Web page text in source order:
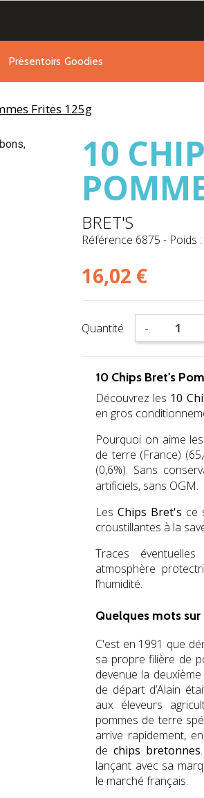
Présentoirs Goodies
Frites 125g
10
BRET'S
Référence 6875 - Poids
16,02 €
Quantité -
10 Chips Bret's
Découvrez les 10
en gros
Pourquoi on aime
de terre (France)
(0,6%). Sans
artificiels, sans OGM.
LesChips Bret's ce
croustillantes à la
Traces
atmosphère
l’humidité.
Quelques mots sur
C'est en 1991 que
sa propre filière de
devenue la
de départ d’Alain
aux éleveurs
pommes de terre
arrive rapidement,
de chips bretonnes
lançant avec sa
le marché français.